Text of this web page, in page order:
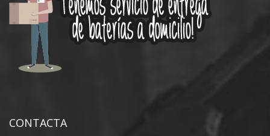
CONTACTA